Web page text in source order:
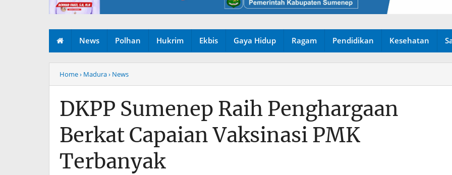
News Polhan Hukrim Ekbis Gaya Hidup Ragam Pendidikan Kesehatan
Home› Madura› News
DKPP Sumenep Raih Penghargaan
Berkat Capaian Vaksinasi PMK
Terbanyak